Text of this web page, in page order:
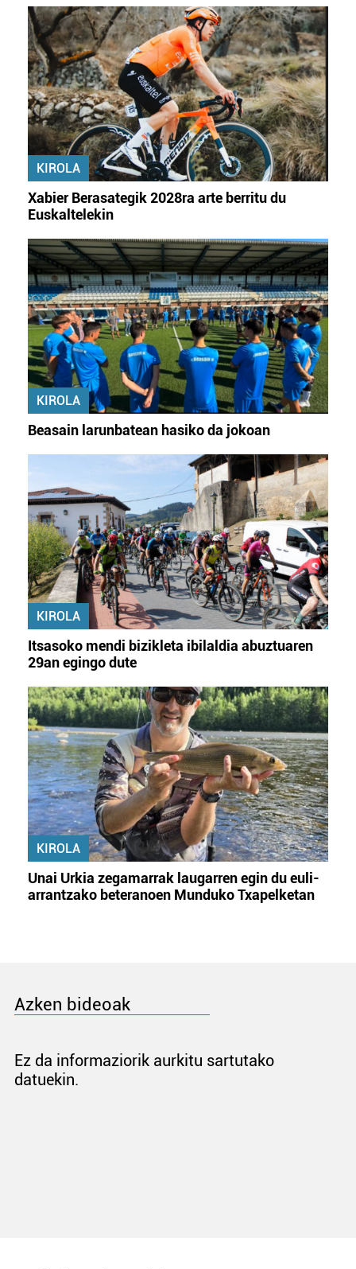
KIROLA
Xabier Berasategik 2028ra arte berritu du
Euskaltelekin
KIROLA
Beasain larunbatean hasiko da jokoan
KIROLA
Itsasoko mendi bizikleta ibilaldia abuztuaren
29an egingo dute
KIROLA
Unai Urkia zegamarrak laugarren egin du euli-
arrantzako beteranoen Munduko Txapelketan
Azken bideoak
Ez da informaziorik aurkitu sartutako
datuekin.